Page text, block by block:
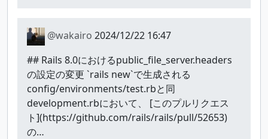
@wakairo 2024/12/22 16:47
## Rails 8.0におけるpublic_file_server.headers
の設定の変更 `rails new`で生成される
config/environments/test.rbと同
development.rbにおいて、 [このプルリクエス
ト](https://github.com/rails/rails/pull/52653)
の…